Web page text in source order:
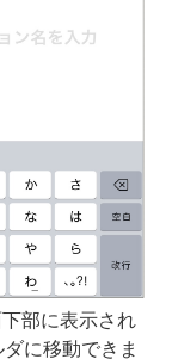
部に表示され
に移動できま